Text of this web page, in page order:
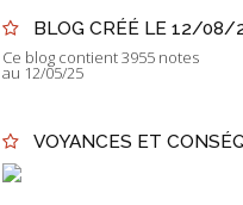
BLOG CRÉÉ LE 12/08/
Ce blog contient 3955 notes
au 12/05/25
VOYANCES ET